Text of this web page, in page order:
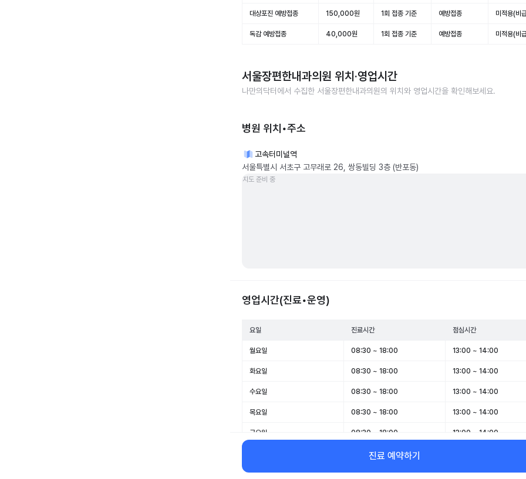
대상포진 예방접종 150,000원 1회 접종 기준 예방접종 미적용(비
독감 예방접종 40,000원 1회 접종 기준 예방접종 미적용(비
서울장편한내과의원 위치·영업시간
나만의닥터에서 수집한 서울장편한내과의원의 위치와 영업시간을 확인해보세요.
병원 위치•주소
고속터미널역
서울특별시 서초구 고무래로 26, 쌍동빌딩 3층 (반포동)
지도 준비 중
영업시간(진료•운영)
요일 진료시간 점심시간
월요일 08:30 ~ 18:00 13:00 ~ 14:00
화요일 08:30 ~ 18:00 13:00 ~ 14:00
수요일 08:30 ~ 18:00 13:00 ~ 14:00
목요일 08:30 ~ 18:00 13:00 ~ 14:00
금요일 08:30 ~ 18:00 13:00 ~ 14:00
09:00 ~ 14:00
일요일 휴무 -
진료 예약하기